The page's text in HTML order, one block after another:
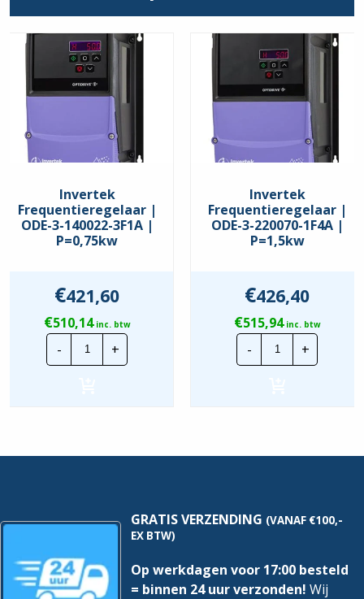
Comm. Interface
CANopen,Modbus RTU
Keurmerken
EAC
Beschermingsgraad
Invertek
Frequentieregelaar |
ODE-3-140022-3F1A |
P=0,75kw
€421,60
€510,14inc. btw
-
Invertek
Frequentieregelaar
|
hoeveelheid
+
Invertek
Frequentieregelaar |
ODE-3-220070-1F4A |
P=1,5kw
€426,40
€515,94inc. btw
-
Invertek
|
hoeveelheid
+
GRATIS VERZENDING (VANAF €100,-
EX BTW)
Op werkdagen voor 17:00 besteld
= binnen 24 uur verzonden! Wij